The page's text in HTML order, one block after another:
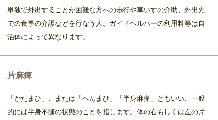
単独で外出することが困難な方への歩行や車いすの介助、外出先
での食事の介護などを行なう人。ガイドヘルパーの利用料等は自
治体によって異なります。
片麻痺
「かたまひ」、または「へんまひ」「半身麻痺」ともいい、一般
的には半身不随の状態のことを指します。体の右もしくは左の片